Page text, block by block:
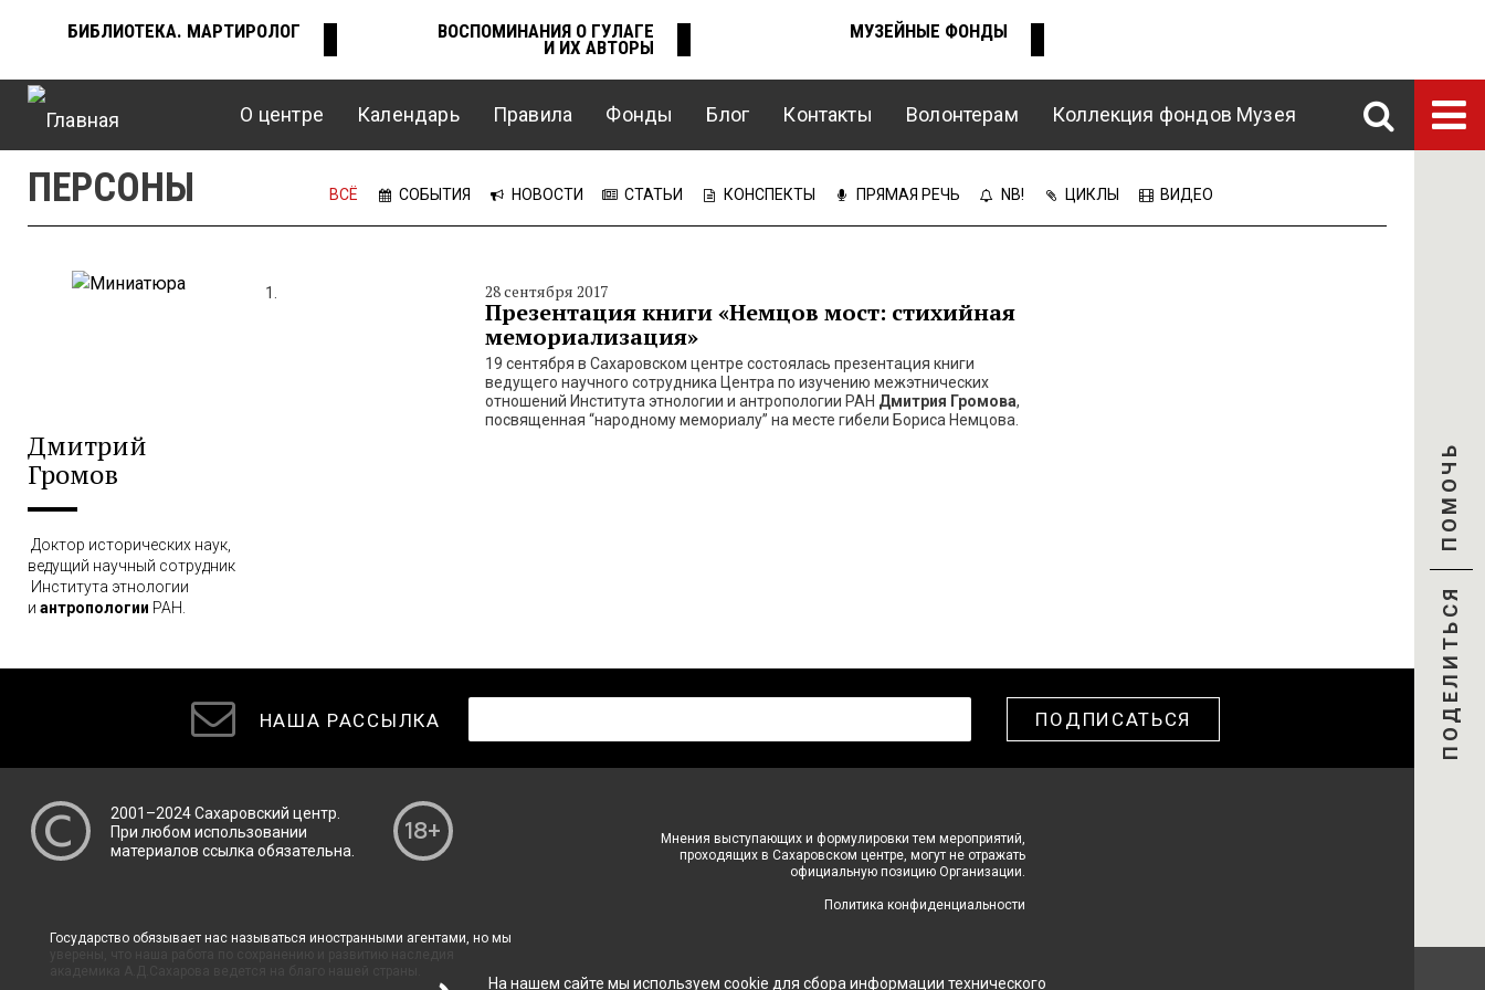
содержанию
ВЕРХНЕЕ
МЕНЮ
БИБЛИОТЕКА. МАРТИРОЛОГ ВОСПОМИНАНИЯ О ГУЛАГЕ
И ИХ АВТОРЫ
МУЗЕЙНЫЕ ФОНДЫ
О центре Календарь Правила Фонды Блог Контакты Волонтерам Коллекция фондов Музея
ПОМОЧЬ
ПОДЕЛИТЬСЯ
ПЕРСОНЫ ВСЁ СОБЫТИЯ НОВОСТИ СТАТЬИ КОНСПЕКТЫ ПРЯМАЯ РЕЧЬ NB! ЦИКЛЫ ВИДЕО
Дмитрий
Громов
Доктор исторических наук,
ведущий научный сотрудник
Института этнологии
и антропологии РАН.
28 сентября 2017
Презентация книги «Немцов мост: стихийная
мемориализация»
19 сентября в Сахаровском центре состоялась презентация книги
ведущего научного сотрудника Центра по изучению межэтнических
отношений Института этнологии и антропологии РАН Дмитрия Громова,
посвященная “народному мемориалу” на месте гибели Бориса Немцова.
НАША РАССЫЛКА ПОДПИСАТЬСЯ
2001–2024Сахаровский центр
При любом использовании
материалов ссылка обязательна.
Мнения выступающих и формулировки тем мероприятий,
проходящих в Сахаровском центре, могут не отражать
официальную позицию Организации.
Политика конфиденциальности
Государство обязывает нас называться иностранными агентами, но мы
На нашем сайте мы используем cookie для сбора информации технического